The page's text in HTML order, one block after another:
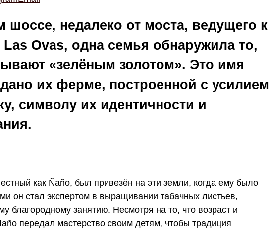
недалеко от моста, ведущего к
Ovas, одна семья обнаружила то,
«зелёным золотом». Это имя
их ферме, построенной с усилием
символу их идентичности и
как Ñaño, был привезён на эти земли, когда ему было
он стал экспертом в выращивании табачных листьев,
благородному занятию. Несмотря на то, что возраст и
передал мастерство своим детям, чтобы традиция